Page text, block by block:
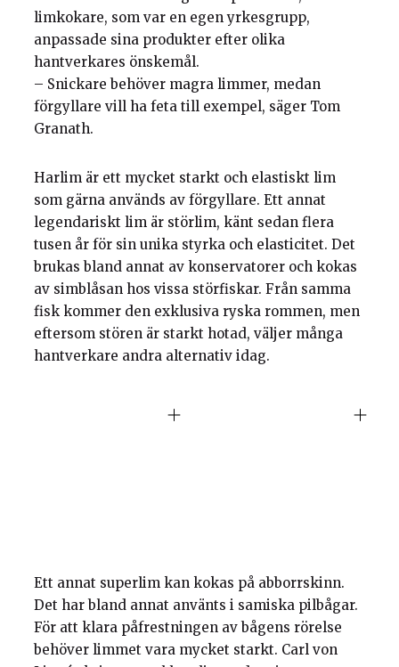
limkokare, som var en egen yrkesgrupp,
anpassade sina produkter efter olika
hantverkares önskemål.
– Snickare behöver magra limmer, medan
förgyllare vill ha feta till exempel, säger Tom
Granath.
Harlim är ett mycket starkt och elastiskt lim
som gärna används av förgyllare. Ett annat
legendariskt lim är störlim, känt sedan flera
tusen år för sin unika styrka och elasticitet. Det
brukas bland annat av konservatorer och kokas
av simblåsan hos vissa störfiskar. Från samma
fisk kommer den exklusiva ryska rommen, men
eftersom stören är starkt hotad, väljer många
hantverkare andra alternativ idag.
Ett annat superlim kan kokas på abborrskinn.
Det har bland annat använts i samiska pilbågar.
För att klara påfrestningen av bågens rörelse
behöver limmet vara mycket starkt. Carl von